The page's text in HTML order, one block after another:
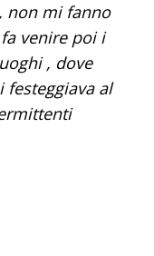
non mi fanno
venire poi i
, dove
festeggiava al